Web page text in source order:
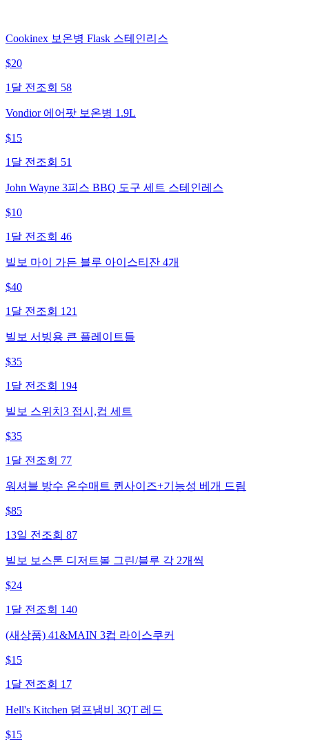
Cookinex 보온병 Flask 스테인리스
$20
1달 전 조회 58
Vondior 에어팟 보온병 1.9L
$15
1달 전 조회 51
John Wayne 3피스 BBQ 도구 세트 스테인레스
$10
1달 전 조회 46
빌보 마이 가든 블루 아이스티잔 4개
$40
1달 전 조회 121
빌보 서빙용 큰 플레이트들
$35
1달 전 조회 194
빌보 스위치3 접시,컵 세트
$35
1달 전 조회 77
워셔블 방수 온수매트 퀸사이즈+기능성 베개 드림
$85
13일 전 조회 87
빌보 보스톤 디저트볼 그린/블루 각 2개씩
$24
1달 전 조회 140
(새상품) 41&MAIN 3컵 라이스쿠커
$15
1달 전 조회 17
Hell's Kitchen 덤프냄비 3QT 레드
$15